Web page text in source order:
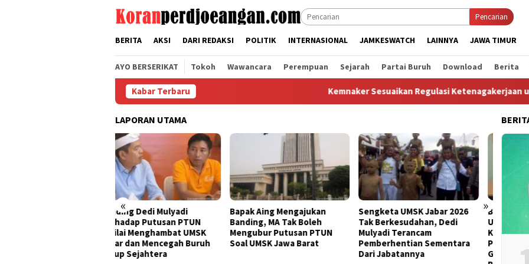
Pencarian
BERITA AKSI DARI REDAKSI POLITIK INTERNASIONAL JAMKESWATCH LAINNYA JAWA TIMUR
AYO BERSERIKAT Tokoh Wawancara Perempuan Sejarah Partai Buruh Download Berita
Kabar Terbaru Kemnaker Sesuaikan Regulasi Ketenagakerjaan untuk
LAPORAN UTAMA
« »
Bapak Aing Mengajukan
Banding, MA Tak Boleh
Mengubur Putusan PTUN
Soal UMSK Jawa Barat
Sengketa UMSK Jabar 2026
Tak Berkesudahan, Dedi
Mulyadi Terancam
Pemberhentian Sementara
Banding Putusan PTUN Prihal
UMSK Jabar Tuai Sorotan
KSPI: Yang Bayar UMSK Itu
Pengusaha, Tapi Mengapa
Gubernur Ngotot Melakukan